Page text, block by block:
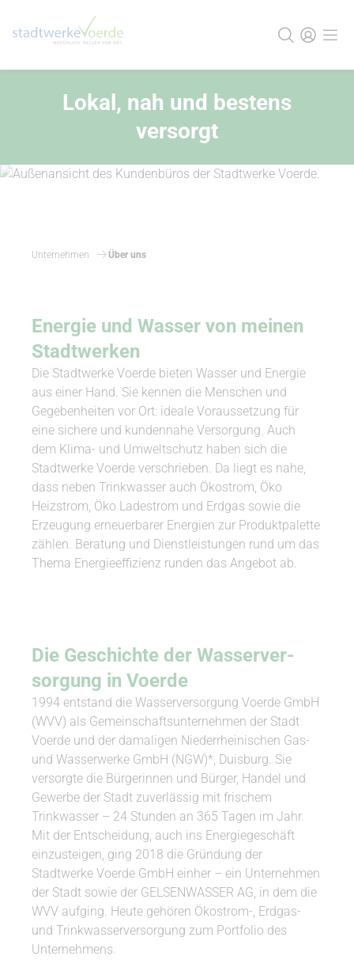
Lokal, nah und bestens
versorgt
Unternehmen Über uns
Energie und Wasser von meinen
Stadtwerken
Die Stadtwerke Voerde bieten Wasser und Energie
aus einer Hand. Sie kennen die Menschen und
Gegebenheiten vor Ort: ideale Voraussetzung für
eine sichere und kundennahe Versorgung. Auch
dem Klima- und Umweltschutz haben sich die
Stadtwerke Voerde verschrieben. Da liegt es nahe,
dass neben Trinkwasser auch Ökostrom, Öko
Heizstrom, Öko Ladestrom und Erdgas sowie die
Erzeugung erneuerbarer Energien zur Produktpalette
zählen. Beratung und Dienstleistungen rund um das
Thema Energieeffizienz runden das Angebot ab.
Die Ge­schichte der Was­ser­ver­
sorgung in Voerde
1994 entstand die Wasserversorgung Voerde GmbH
(WVV) als Gemeinschaftsunternehmen der Stadt
Voerde und der damaligen Niederrheinischen Gas-
und Wasserwerke GmbH (NGW)*, Duisburg. Sie
versorgte die Bürgerinnen und Bürger, Handel und
Gewerbe der Stadt zuverlässig mit frischem
Trinkwasser – 24 Stunden an 365 Tagen im Jahr.
Mit der Entscheidung, auch ins Energiegeschäft
einzusteigen, ging 2018 die Gründung der
Stadtwerke Voerde GmbH einher – ein Unternehmen
der Stadt sowie der GELSENWASSER AG, in dem die
WVV aufging. Heute gehören Ökostrom-, Erdgas-
und Trinkwasserversorgung zum Portfolio des
Unternehmens.